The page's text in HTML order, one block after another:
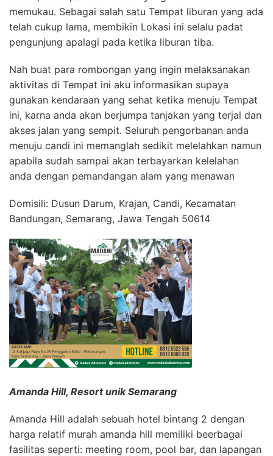
memukau. Sebagai salah satu Tempat liburan yang ada
telah cukup lama, membikin Lokasi ini selalu padat
pengunjung apalagi pada ketika liburan tiba.
Nah buat para rombongan yang ingin melaksanakan
aktivitas di Tempat ini aku informasikan supaya
gunakan kendaraan yang sehat ketika menuju Tempat
ini, karna anda akan berjumpa tanjakan yang terjal dan
akses jalan yang sempit. Seluruh pengorbanan anda
menuju candi ini memanglah sedikit melelahkan namun
apabila sudah sampai akan terbayarkan kelelahan
anda dengan pemandangan alam yang menawan
Domisili: Dusun Darum, Krajan, Candi, Kecamatan
Bandungan, Semarang, Jawa Tengah 50614
Amanda Hill, Resort unik Semarang
Amanda Hill adalah sebuah hotel bintang 2 dengan
harga relatif murah amanda hill memiliki beerbagai
fasilitas seperti: meeting room, pool bar, dan lapangan